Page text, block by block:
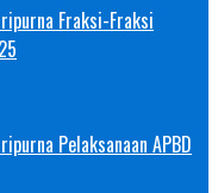
Fraksi-Fraksi
Pelaksanaan APBD